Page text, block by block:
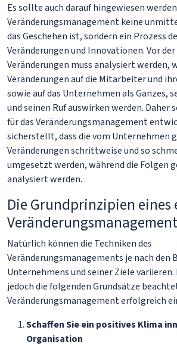
Es sollte auch darauf hingewiesen
Veränderungsmanagement keine
das Geschehen ist, sondern ein Prozess
Veränderungen und Innovationen. Vor
Veränderungen muss analysiert werden,
Veränderungen auf die Mitarbeiter und
sowie auf das Unternehmen als Ganzes,
und seinen Ruf auswirken werden.
für das Veränderungsmanagement
sicherstellt, dass die vom Unternehmen
Veränderungen schrittweise und so
umgesetzt werden, während die Folgen
analysiert werden.
Die Grundprinzipien eines
Natürlich können die Techniken des
Veränderungsmanagements je nach den
Unternehmens und seiner Ziele
jedoch die folgenden Grundsätze
Veränderungsmanagement erfolgreich
Schaffen Sie ein positives Klima
Organisation